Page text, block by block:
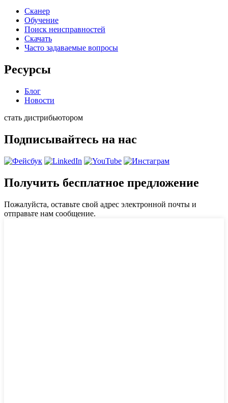
Сканер
Обучение
Поиск неисправностей
Скачать
Часто задаваемые вопросы
Ресурсы
Блог
Новости
стать дистрибьютором
Подписывайтесь на нас
Получить бесплатное предложение
Пожалуйста, оставьте свой адрес электронной почты и
отправьте нам сообщение.